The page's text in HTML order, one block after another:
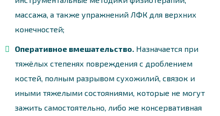
массажа, а также упражнений ЛФК для верхних
конечностей;
Оперативное вмешательство. Назначается при
тяжёлых степенях повреждения с дроблением
костей, полным разрывом сухожилий, связок и
иными тяжелыми состояниями, которые не могут
зажить самостоятельно, либо же консервативная